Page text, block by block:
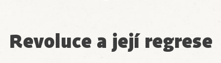
Revoluce a její regrese